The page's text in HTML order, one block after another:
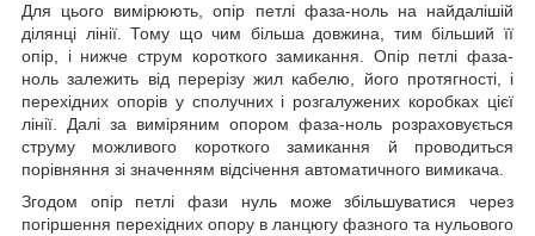
Для цього вимірюють, опір петлі фаза-ноль на найдалішій
ділянці лінії. Тому що чим більша довжина, тим більший її
опір, і нижче струм короткого замикання. Опір петлі фаза-
ноль залежить від перерізу жил кабелю, його протягності, і
перехідних опорів у сполучних і розгалужених коробках цієї
лінії. Далі за виміряним опором фаза-ноль розраховується
струму можливого короткого замикання й проводиться
порівняння зі значенням відсічення автоматичного вимикача.
Згодом опір петлі фази нуль може збільшуватися через
погіршення перехідних опору в ланцюгу фазного та нульового